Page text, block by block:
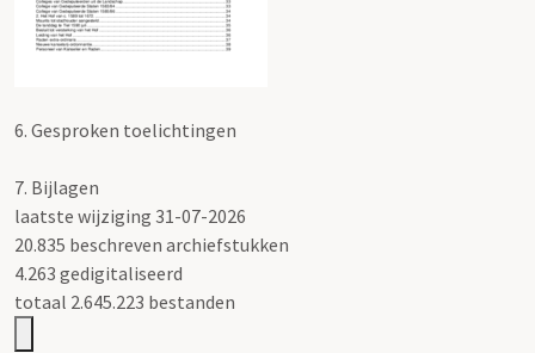
6. Gesproken toelichtingen
7. Bijlagen
laatste wijziging 31-07-2026
20.835 beschreven archiefstukken
4.263 gedigitaliseerd
totaal 2.645.223 bestanden